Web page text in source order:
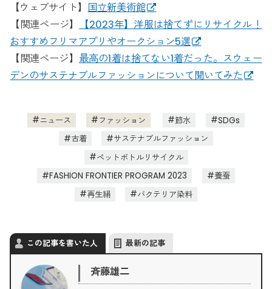
【ウェブサイト】 国立新美術館
【関連ページ】
【2023年】洋服は捨てずにリサイクル！
おすすめフリマアプリやオークション5選
【関連ページ】 最高の1着は捨てない1着だった。スウェー
デンのサステナブルファッションについて聞いてみた
ニュース ファッション 節水
SDGs
古着
サステナブルファッション
ペットボトルリサイクル
FASHION FRONTIER PROGRAM 2023
養蚕
再生絹
バクテリア染料
この記事を書いた人 最新の記事
斉藤雄二